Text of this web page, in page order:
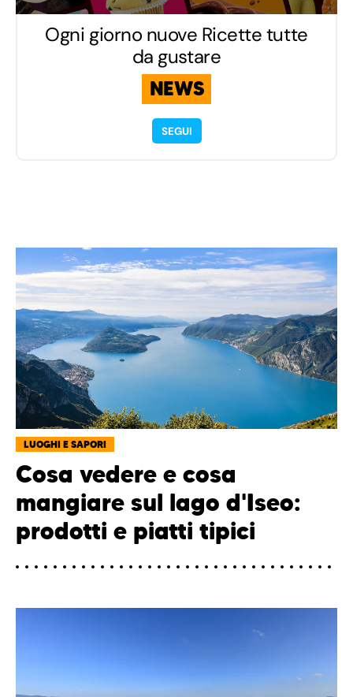
Ogni giorno nuove Ricette tutte
da gustare
NEWS
SEGUI
LUOGHI E SAPORI
Cosa vedere e cosa
mangiare sul lago d'Iseo:
prodotti e piatti tipici